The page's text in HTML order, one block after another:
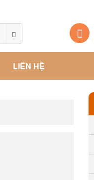
LIÊN HỆ